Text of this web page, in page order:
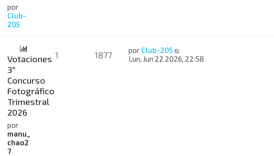
por
Club-
205
Votaciones
3°
Concurso
Fotográfico
Trimestral
2026
por
manu_
chao2
7
1 1877 por Club-205
Lun, Jun 22 2026, 22:58